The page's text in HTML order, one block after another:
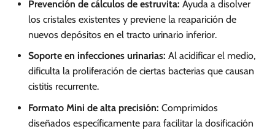
Prevención de cálculos de estruvita: Ayuda a disolver
los cristales existentes y previene la reaparición de
nuevos depósitos en el tracto urinario inferior.
Soporte en infecciones urinarias: Al acidificar el medio,
dificulta la proliferación de ciertas bacterias que causan
cistitis recurrente.
Formato Mini de alta precisión: Comprimidos
diseñados específicamente para facilitar la dosificación